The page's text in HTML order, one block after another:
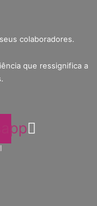
colaboradores.
que ressignifica a